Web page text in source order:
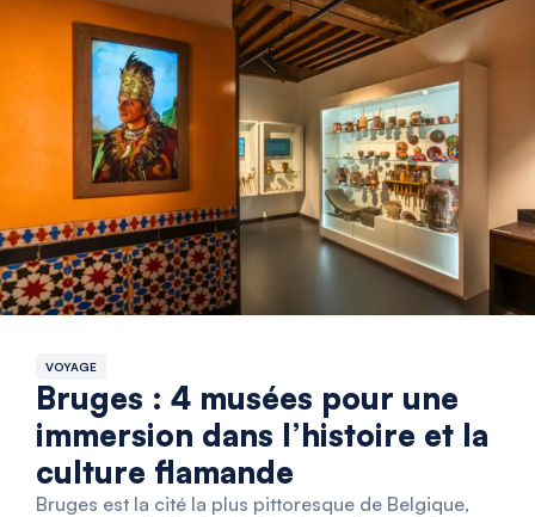
VOYAGE
Bruges : 4 musées pour une
immersion dans l’histoire et la
culture flamande
Bruges est la cité la plus pittoresque de Belgique,